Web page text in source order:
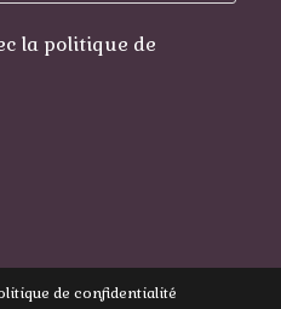
la politique de
de confidentialité